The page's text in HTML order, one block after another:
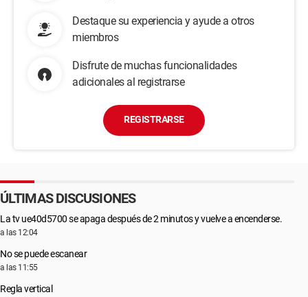
Destaque su experiencia y ayude a otros
miembros
Disfrute de muchas funcionalidades
adicionales al registrarse
REGISTRARSE
ÚLTIMAS DISCUSIONES
La tv ue40d5700 se apaga después de 2 minutos y vuelve a encenderse.
a las 12:04
No se puede escanear
a las 11:55
Regla vertical